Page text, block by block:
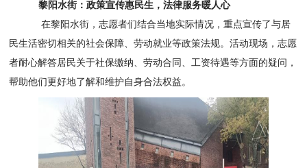
黎阳水街：政策宣传惠民生，法律服务暖人心
在黎阳水街，志愿者们结合当地实际情况，重点宣传了与居
民生活密切相关的社会保障、劳动就业等政策法规。活动现场，志愿
者耐心解答居民关于社保缴纳、劳动合同、工资待遇等方面的疑问，
帮助他们更好地了解和维护自身合法权益。